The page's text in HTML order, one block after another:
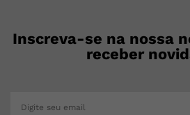
Inscreva-se na nossa
receber